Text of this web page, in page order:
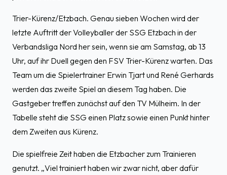
Trier-Kürenz/Etzbach. Genau sieben Wochen wird der
letzte Auftritt der Volleyballer der SSG Etzbach in der
Verbandsliga Nord her sein, wenn sie am Samstag, ab 13
Uhr, auf ihr Duell gegen den FSV Trier-Kürenz warten. Das
Team um die Spielertrainer Erwin Tjart und René Gerhards
werden das zweite Spiel an diesem Tag haben. Die
Gastgeber treffen zunächst auf den TV Mülheim. In der
Tabelle steht die SSG einen Platz sowie einen Punkt hinter
dem Zweiten aus Kürenz.
Die spielfreie Zeit haben die Etzbacher zum Trainieren
genutzt. „Viel trainiert haben wir zwar nicht, aber dafür